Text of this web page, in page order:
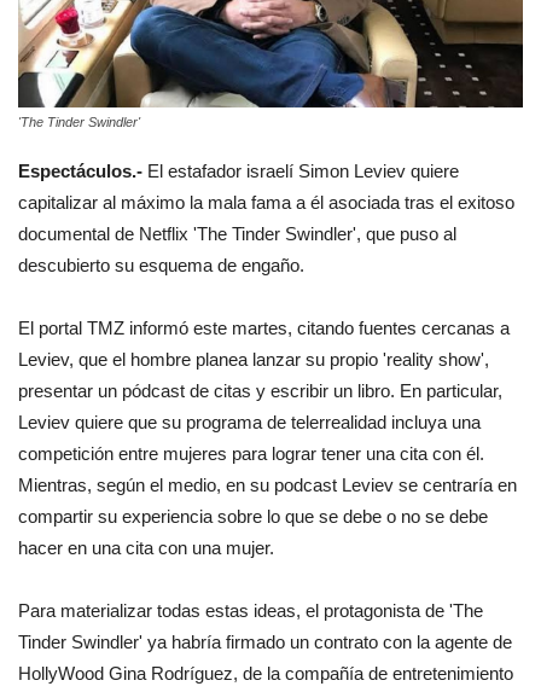
'The Tinder Swindler'
Espectáculos.- El estafador israelí Simon Leviev quiere
capitalizar al máximo la mala fama a él asociada tras el exitoso
documental de Netflix 'The Tinder Swindler', que puso al
descubierto su esquema de engaño.
El portal TMZ informó este martes, citando fuentes cercanas a
Leviev, que el hombre planea lanzar su propio 'reality show',
presentar un pódcast de citas y escribir un libro. En particular,
Leviev quiere que su programa de telerrealidad incluya una
competición entre mujeres para lograr tener una cita con él.
Mientras, según el medio, en su podcast Leviev se centraría en
compartir su experiencia sobre lo que se debe o no se debe
hacer en una cita con una mujer.
Para materializar todas estas ideas, el protagonista de 'The
Tinder Swindler' ya habría firmado un contrato con la agente de
HollyWood Gina Rodríguez, de la compañía de entretenimiento